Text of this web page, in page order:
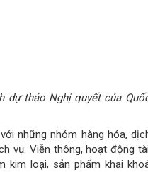
dự thảo Nghị quyết của
những nhóm hàng hóa,
vụ: Viễn thông, hoạt động
kim loại, sản phẩm khai